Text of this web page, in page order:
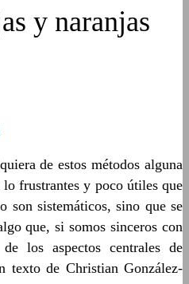
y naranjas
de estos métodos alguna
lo frustrantes y poco útiles que
son sistemáticos, sino que se
que, si somos sinceros con
los aspectos centrales de
texto de Christian González-